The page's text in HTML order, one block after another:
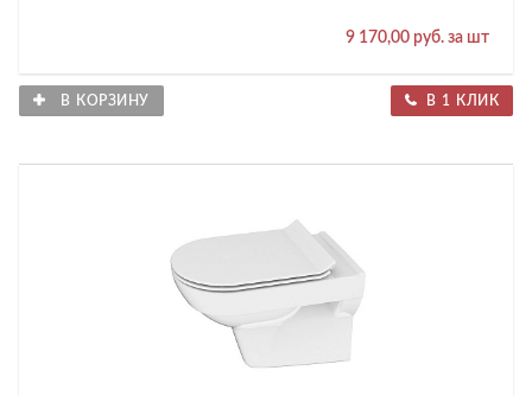
9 170,00 руб. за шт
В КОРЗИНУ В 1 КЛИК